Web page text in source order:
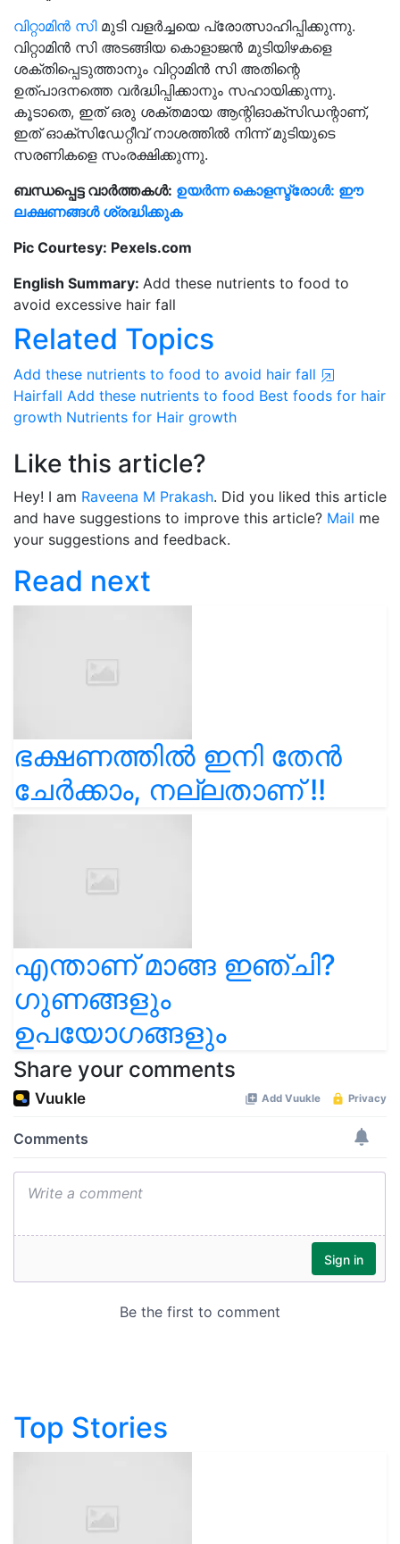
വിറ്റാമിൻ സിമുടി വളർച്ചയെ പ്രോത്സാഹിപ്പിക്കുന്നു.
വിറ്റാമിൻ സി അടങ്ങിയ കൊളാജൻ മുടിയിഴകളെ
ശക്തിപ്പെടുത്താനും വിറ്റാമിൻ സി അതിന്റെ
ഉത്പാദനത്തെ വർദ്ധിപ്പിക്കാനും സഹായിക്കുന്നു.
കൂടാതെ, ഇത് ഒരു ശക്തമായ ആന്റിഓക്‌സിഡന്റാണ്,
ഇത് ഓക്‌സിഡേറ്റീവ് നാശത്തിൽ നിന്ന് മുടിയുടെ
സരണികളെ സംരക്ഷിക്കുന്നു.
ബന്ധപ്പെട്ട വാർത്തകൾ: ഉയർന്ന കൊളസ്ട്രോൾ: ഈ
ലക്ഷണങ്ങൾ ശ്രദ്ധിക്കുക
Pic Courtesy: Pexels.com
English Summary: Add these nutrients to food to
avoid excessive hair fall
Related Topics
Add these nutrients to food to avoid hair fall
Hairfall Add these nutrients to food Best foods for hair
growth Nutrients for Hair growth
Like this article?
Hey! I am Raveena M Prakash. Did you liked this article
and have suggestions to improve this article? Mail me
your suggestions and feedback.
Read next
ഭക്ഷണത്തിൽ ഇനി തേൻ
ചേർക്കാം, നല്ലതാണ് !!
എന്താണ് മാങ്ങ ഇഞ്ചി?
ഗുണങ്ങളും
ഉപയോഗങ്ങളും
Share your comments
Top Stories